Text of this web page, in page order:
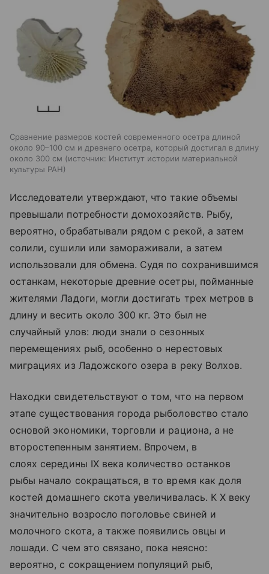
Сравнение размеров костей современного осетра длиной
около 90–100 см и древнего осетра, который достигал в длину
около 300 см
источник: Институт истории материальной
культуры РАН
Исследователи утверждают, что такие объемы
превышали потребности домохозяйств. Рыбу,
вероятно, обрабатывали рядом с рекой, а затем
солили, сушили или замораживали, а затем
использовали для обмена. Судя по сохранившимся
останкам, некоторые древние осетры, пойманные
жителями Ладоги, могли достигать трех метров в
длину и весить около 300 кг. Это был не
случайный улов: люди знали о сезонных
перемещениях рыб, особенно о нерестовых
миграциях из Ладожского озера в реку Волхов.
Находки свидетельствуют о том, что на первом
этапе существования города рыболовство стало
основой экономики, торговли и рациона, а не
второстепенным занятием. Впрочем, в
слоях середины IX века количество останков
рыбы начало сокращаться, в то время как доля
костей домашнего скота увеличивалась. К X веку
значительно возросло поголовье свиней и
молочного скота, а также появились овцы и
лошади. С чем это связано, пока неясно:
вероятно, с сокращением популяций рыб,